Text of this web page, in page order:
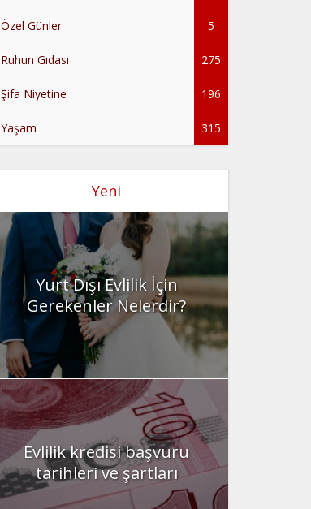
Özel Günler 5
Ruhun Gıdası 275
Şifa Niyetine 196
Yaşam 315
Yeni
Yurt Dışı Evlilik İçin
Gerekenler Nelerdir?
Evlilik kredisi başvuru
tarihleri ve şartları